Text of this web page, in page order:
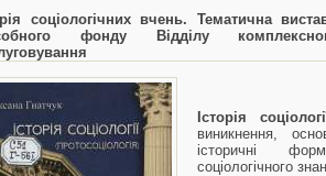
соціологічних вчень. Тематична
фонду Відділу
Історія
виникнення,
історичні
соціологічного